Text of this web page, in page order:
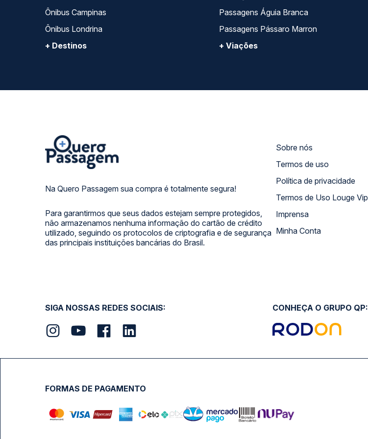
Ônibus Campinas
Ônibus Londrina
+ Destinos
Passagens Águia Branca
Passagens Pássaro Marron
+ Viações
Na Quero Passagem sua compra é totalmente segura!
Para garantirmos que seus dados estejam sempre protegidos,
não armazenamos nenhuma informação do cartão de crédito
utilizado, seguindo os protocolos de criptografia e de segurança
das principais instituições bancárias do Brasil.
Sobre nós
Termos de uso
Política de privacidade
Termos de Uso Louge Vip
Imprensa
Minha Conta
SIGA NOSSAS REDES SOCIAIS: CONHEÇA O GRUPO QP:
FORMAS DE PAGAMENTO